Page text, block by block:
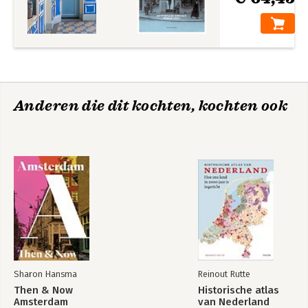
Anderen die dit kochten, kochten ook
Sharon Hansma
Then & Now
Amsterdam
Reinout Rutte
Historische atlas
van Nederland